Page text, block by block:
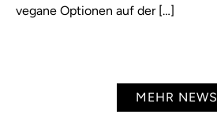
vegane Optionen auf der […]
MEHR NEWS